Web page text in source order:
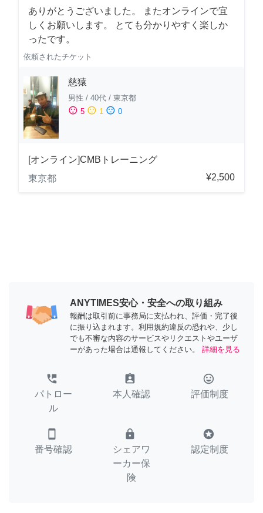
ありがとうございました。 またオンラインで宜
しくお願いします。 とても分かりやすく楽しか
ったです。
依頼されたチケット
慈猿
男性 / 40代 / 東京都
sentiment_satisfied 5 sentiment_neutral 1 sentiment_dissatisfied 0
[オンライン]CMBトレーニング
東京都
¥2,500
ANYTIMES安心・安全への取り組み
報酬は取引前に事務局に支払われ、評価・完了後
に振り込まれます。利用規約違反の恐れや、少し
でも不審な内容のサービスやリクエストやユーザ
ーがあった場合は通報してください。
詳細を見る
perm_phone_msg
パトロー
ル
assignment_ind
本人確認
tag_faces
評価制度
smartphone
番号確認
lock
シェアワ
ーカー保
険
stars
認定制度